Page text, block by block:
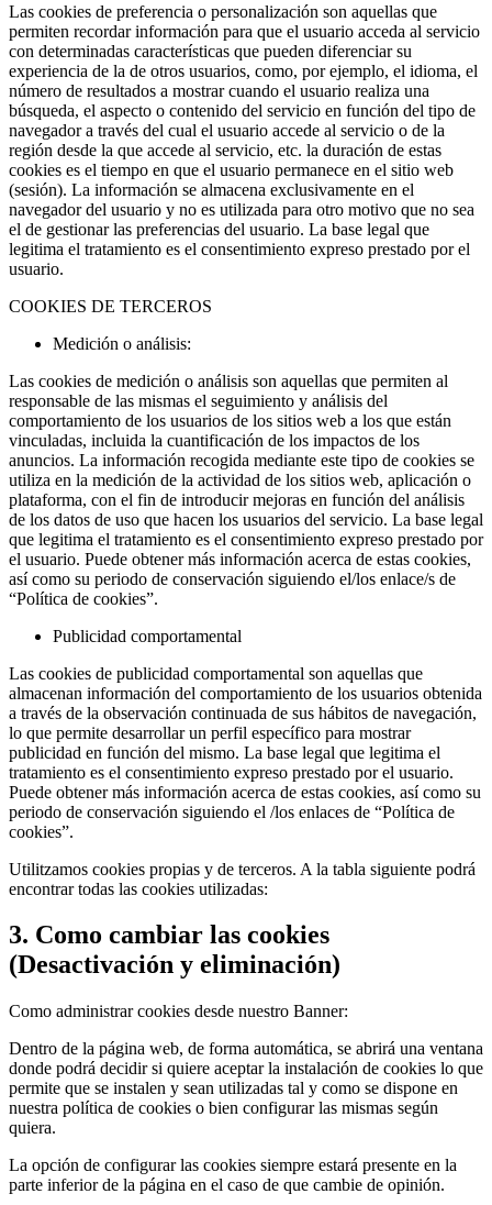
Las cookies de preferencia o personalización son aquellas que
permiten recordar información para que el usuario acceda al servicio
con determinadas características que pueden diferenciar su
experiencia de la de otros usuarios, como, por ejemplo, el idioma, el
número de resultados a mostrar cuando el usuario realiza una
búsqueda, el aspecto o contenido del servicio en función del tipo de
navegador a través del cual el usuario accede al servicio o de la
región desde la que accede al servicio, etc. la duración de estas
cookies es el tiempo en que el usuario permanece en el sitio web
(sesión). La información se almacena exclusivamente en el
navegador del usuario y no es utilizada para otro motivo que no sea
el de gestionar las preferencias del usuario. La base legal que
legitima el tratamiento es el consentimiento expreso prestado por el
usuario.
COOKIES DE TERCEROS
Medición o análisis:
Las cookies de medición o análisis son aquellas que permiten al
responsable de las mismas el seguimiento y análisis del
comportamiento de los usuarios de los sitios web a los que están
vinculadas, incluida la cuantificación de los impactos de los
anuncios. La información recogida mediante este tipo de cookies se
utiliza en la medición de la actividad de los sitios web, aplicación o
plataforma, con el fin de introducir mejoras en función del análisis
de los datos de uso que hacen los usuarios del servicio. La base legal
que legitima el tratamiento es el consentimiento expreso prestado por
el usuario. Puede obtener más información acerca de estas cookies,
así como su periodo de conservación siguiendo el/los enlace/s de
“Política de cookies”.
Publicidad comportamental
Las cookies de publicidad comportamental son aquellas que
almacenan información del comportamiento de los usuarios obtenida
a través de la observación continuada de sus hábitos de navegación,
lo que permite desarrollar un perfil específico para mostrar
publicidad en función del mismo. La base legal que legitima el
tratamiento es el consentimiento expreso prestado por el usuario.
Puede obtener más información acerca de estas cookies, así como su
periodo de conservación siguiendo el /los enlaces de “Política de
cookies”.
Utilitzamos cookies propias y de terceros. A la tabla siguiente podrá
encontrar todas las cookies utilizadas:
3. Como cambiar las cookies
(Desactivación y eliminación)
Como administrar cookies desde nuestro Banner:
Dentro de la página web, de forma automática, se abrirá una ventana
donde podrá decidir si quiere aceptar la instalación de cookies lo que
permite que se instalen y sean utilizadas tal y como se dispone en
nuestra política de cookies o bien configurar las mismas según
quiera.
La opción de configurar las cookies siempre estará presente en la
parte inferior de la página en el caso de que cambie de opinión.